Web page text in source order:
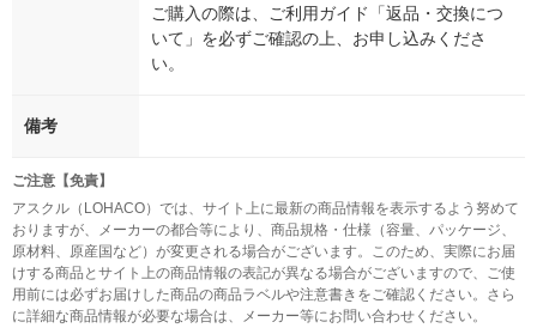
ご購入の際は、ご利用ガイド「返品・交換につ
いて」を必ずご確認の上、お申し込みくださ
い。
備考
ご注意【免責】
アスクル（LOHACO）では、サイト上に最新の商品情報を表示するよう努めて
おりますが、メーカーの都合等により、商品規格・仕様（容量、パッケージ、
原材料、原産国など）が変更される場合がございます。このため、実際にお届
けする商品とサイト上の商品情報の表記が異なる場合がございますので、ご使
用前には必ずお届けした商品の商品ラベルや注意書きをご確認ください。さら
に詳細な商品情報が必要な場合は、メーカー等にお問い合わせください。